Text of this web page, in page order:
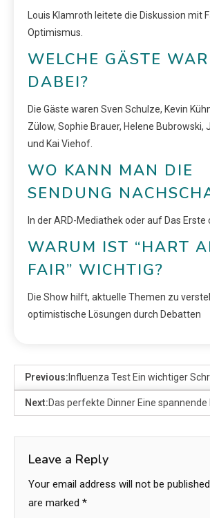
Louis Klamroth leitete die Diskussion mit
Optimismus.
WELCHE GÄSTE
DABEI?
Die Gäste waren Sven Schulze, Kevin
Zülow, Sophie Brauer, Helene Bubrowski,
und Kai Viehof.
WO KANN MAN DIE
SENDUNG
In der ARD-Mediathek oder auf Das Erste
WARUM IST “HART
FAIR” WICHTIG?
Die Show hilft, aktuelle Themen zu
optimistische Lösungen durch Debatten
Previous: Influenza Test Ein wichtiger
Next:Das perfekte Dinner Eine
Leave a Reply
Your email address will not be
are marked *